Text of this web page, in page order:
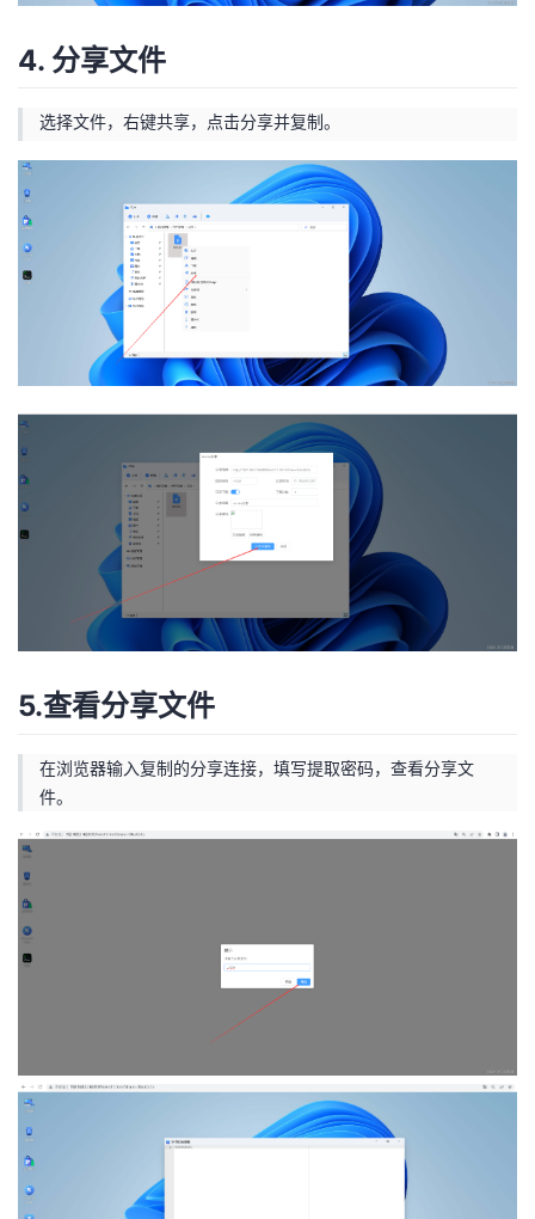
4. 分享文件
选择文件，右键共享，点击分享并复制。
5.查看分享文件
在浏览器输入复制的分享连接，填写提取密码，查看分享文
件。